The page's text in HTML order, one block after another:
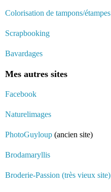
Colorisation de tampons/étampes
Scrapbooking
Bavardages
Mes autres sites
Facebook
Naturelimages
PhotoGuyloup (ancien site)
Brodamaryllis
Broderie-Passion (très vieux site)